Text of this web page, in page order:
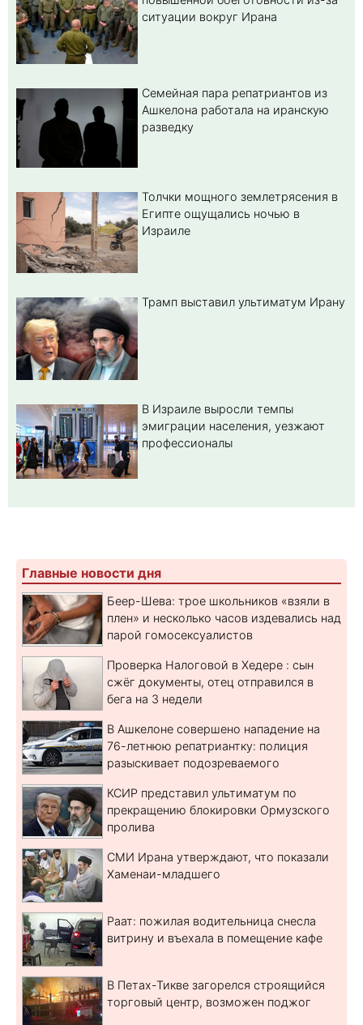
ситуации вокруг Ирана
Семейная пара репатриантов из
Ашкелона работала на иранскую
разведку
Толчки мощного землетрясения в
Египте ощущались ночью в
Израиле
Трамп выставил ультиматум Ирану
В Израиле выросли темпы
эмиграции населения, уезжают
профессионалы
Главные новости дня
Беер-Шева: трое школьников «взяли в
плен» и несколько часов издевались над
парой гомосексуалистов
Проверка Налоговой в Хедере : сын
сжёг документы, отец отправился в
бега на 3 недели
В Ашкелоне совершено нападение на
76-летнюю репатриантку: полиция
разыскивает подозреваемого
КСИР представил ультиматум по
прекращению блокировки Ормузского
пролива
СМИ Ирана утверждают, что показали
Хаменаи-младшего
Раат: пожилая водительница снесла
витрину и въехала в помещение кафе
В Петах-Тикве загорелся строящийся
торговый центр, возможен поджог